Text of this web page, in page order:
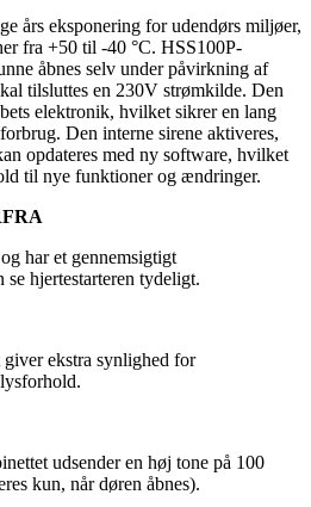
års eksponering for udendørs miljøer,
fra +50 til -40 °C. HSS100P-
åbnes selv under påvirkning af
tilsluttes en 230V strømkilde. Den
elektronik, hvilket sikrer en lang
Den interne sirene aktiveres,
opdateres med ny software, hvilket
til nye funktioner og ændringer.
har et gennemsigtigt
se hjertestarteren tydeligt.
ekstra synlighed for
udsender en høj tone på 100
kun, når døren åbnes).